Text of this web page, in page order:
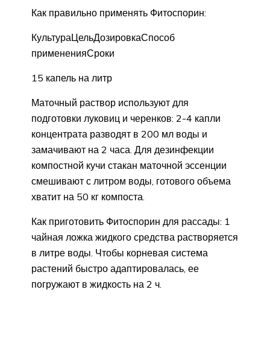
Как правильно применять Фитоспорин:
КультураЦельДозировкаСпособ
примененияСроки
15 капель на литр
Маточный раствор используют для
подготовки луковиц и черенков: 2-4 капли
концентрата разводят в 200 мл воды и
замачивают на 2 часа. Для дезинфекции
компостной кучи стакан маточной эссенции
смешивают с литром воды, готового объема
хватит на 50 кг компоста.
Как приготовить Фитоспорин для рассады: 1
чайная ложка жидкого средства растворяется
в литре воды. Чтобы корневая система
растений быстро адаптировалась, ее
погружают в жидкость на 2 ч.